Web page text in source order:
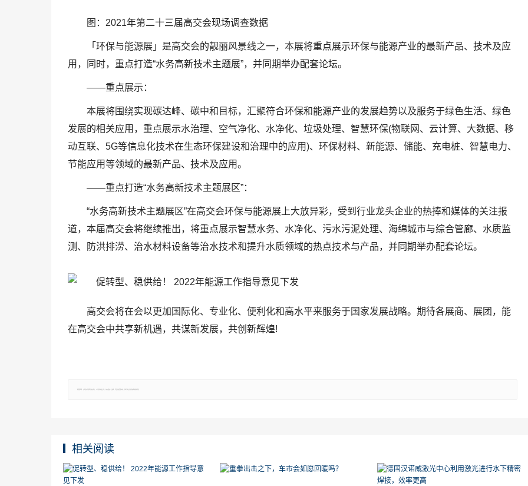
图：2021年第二十三届高交会现场调查数据
「环保与能源展」是高交会的靓丽风景线之一，本展将重点展示环保与能源产业的最新产品、技术及应
用，同时，重点打造“水务高新技术主题展”，并同期举办配套论坛。
——重点展示：
本展将围绕实现碳达峰、碳中和目标，汇聚符合环保和能源产业的发展趋势以及服务于绿色生活、绿色
发展的相关应用，重点展示水治理、空气净化、水净化、垃圾处理、智慧环保(物联网、云计算、大数据、移
动互联、5G等信息化技术在生态环保建设和治理中的应用)、环保材料、新能源、储能、充电桩、智慧电力、
节能应用等领域的最新产品、技术及应用。
——重点打造“水务高新技术主题展区”：
“水务高新技术主题展区”在高交会环保与能源展上大放异彩，受到行业龙头企业的热捧和媒体的关注报
道，本届高交会将继续推出，将重点展示智慧水务、水净化、污水污泥处理、海绵城市与综合管廊、水质监
测、防洪排涝、治水材料设备等治水技术和提升水质领域的热点技术与产品，并同期举办配套论坛。
高交会将在会以更加国际化、专业化、便利化和高水平来服务于国家发展战略。期待各展商、展团，能
在高交会中共享新机遇，共谋新发展，共创新辉煌!
郑重声明：文章仅代表原作者观点，不代表本站立场；如有侵权、违规，可直接反馈本站，我们将会作修改或删除处理。
相关阅读